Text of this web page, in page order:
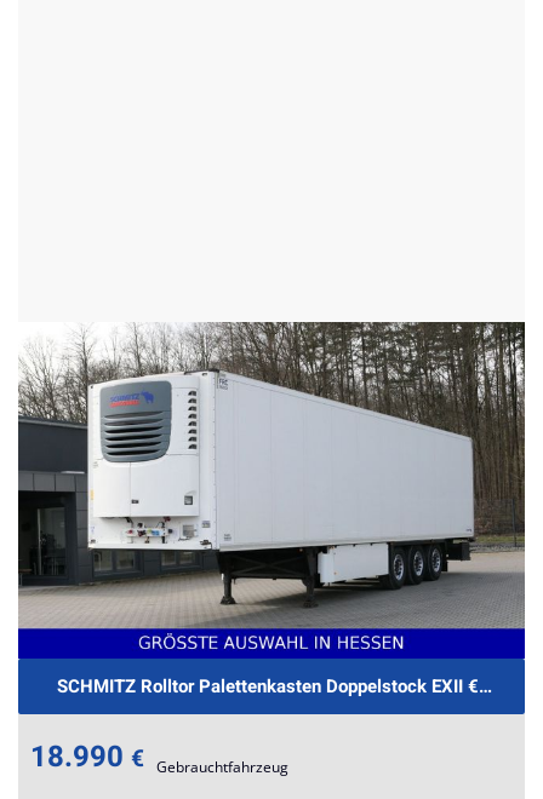
SCHMITZ Rolltor Palettenkasten Doppelstock EXII €.-
18.990 € Gebrauchtfahrzeug